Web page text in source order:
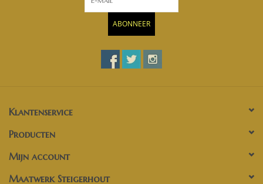
ABONNEER
Klantenservice
Producten
Mijn account
Maatwerk Steigerhout